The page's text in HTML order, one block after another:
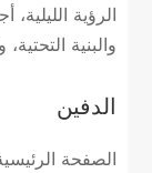
الرؤية
والبنية التحتية،
الدفين
الصفحة